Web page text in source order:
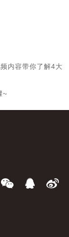
内容带你了解4大
~